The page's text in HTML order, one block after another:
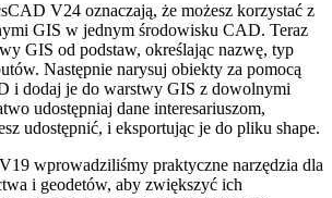
V24 oznaczają, że możesz korzystać z
GIS w jednym środowisku CAD. Teraz
GIS od podstaw, określając nazwę, typ
Następnie narysuj obiekty za pomocą
i dodaj je do warstwy GIS z dowolnymi
udostępniaj dane interesariuszom,
udostępnić, i eksportując je do pliku shape.
wprowadziliśmy praktyczne narzędzia dla
i geodetów, aby zwiększyć ich